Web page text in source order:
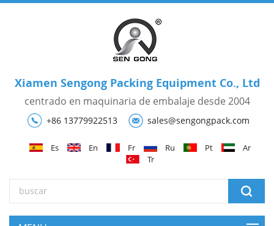
Xiamen Sengong Packing Equipment Co., Ltd
centrado en maquinaria de embalaje desde 2004
+86 13779922513 sales@sengongpack.com
Es En Fr Ru Pt
Ar
Tr